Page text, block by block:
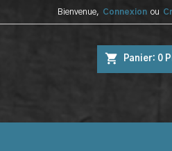
Bienvenue, Connexion ou
shopping_cart Panier: 0